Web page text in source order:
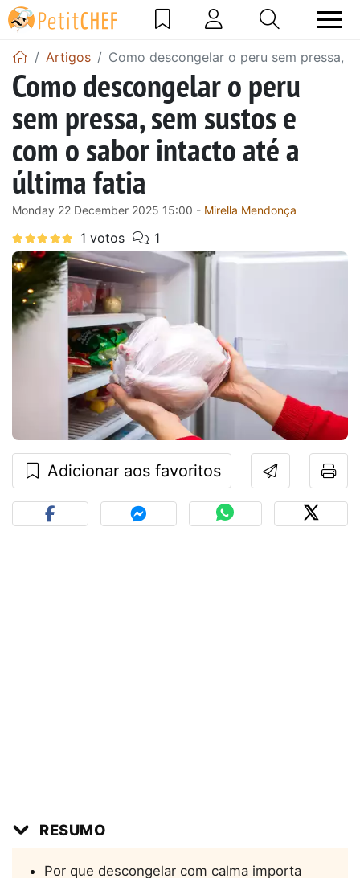
Artigos Como descongelar o peru sem pressa,
Como descongelar o peru
sem pressa, sem sustos e
com o sabor intacto até a
última fatia
Monday 22 December 2025 15:00 - Mirella Mendonça
Adicionar aos favoritos
RESUMO
Por que descongelar com calma importa